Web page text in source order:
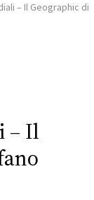
– Il Geographic di
– Il